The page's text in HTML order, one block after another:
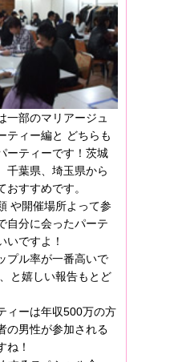
一部のマリアージュ
ティー編と どちらも
ーティーです！茨城
千葉県、埼玉県から
おすすめです。
や開催場所よって参
自分に会ったパーテ
いですよ！
プル率が一番高いで
と嬉しい報告もとど
ィーは年収500万の方
の男性が参加される
ね！